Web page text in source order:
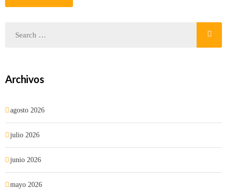
Archivos
agosto 2026
julio 2026
junio 2026
mayo 2026